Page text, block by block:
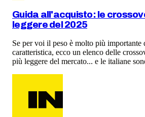
Guida all'acquisto: le
leggere del 2025
Se per voi il peso è molto più importante
caratteristica, ecco un elenco delle
più leggere del mercato... e le italiane